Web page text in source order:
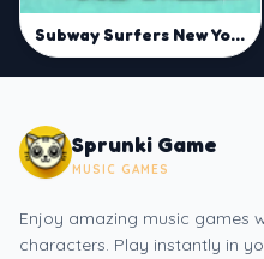
Subway Surfers New York
Sprunki Game
MUSIC GAMES
Enjoy amazing music games
characters. Play instantly in